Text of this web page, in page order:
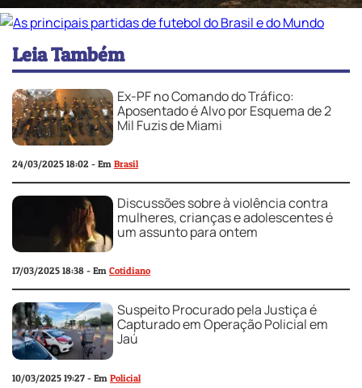
Leia Também
Ex-PF no Comando do Tráfico:
Aposentado é Alvo por Esquema de 2
Mil Fuzis de Miami
24/03/2025 18:02 - Em Brasil
Discussões sobre à violência contra
mulheres, crianças e adolescentes é
um assunto para ontem
17/03/2025 18:38 - Em Cotidiano
Suspeito Procurado pela Justiça é
Capturado em Operação Policial em
Jaú
10/03/2025 19:27 - Em Policial